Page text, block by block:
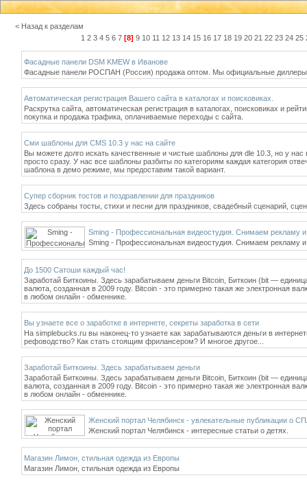
< Назад к разделам
1 2 3 4 5 6 7 [8] 9 10 11 12 13 14 15 16 17 18 19 20 21 22 23 24 25
Фасадные панели DSM KMEW в Иванове
Фасадные панели РОСПАН (Россия) продажа оптом. Мы официальные
Автоматическая регистрация Вашего сайта в каталогах и поисковиках.
Раскрутка сайта, автоматическая регистрация в каталогах, поисковиках и
покупка и продажа трафика, оплачиваемые переходы с сайта.
Сми шаблоны для CMS 10.3 у нас на сайте
Вы можете долго искать качественные и чистые шаблоны для dle 10.3, но у
просто сразу. У нас все шаблоны разбиты по категориям каждая категория
шаблона в демо режиме, мы предоставим такой вариант.
Супер сборник тостов и поздравлении для праздников
Здесь собраны тосты, стихи и песни для праздников, свадебный сценарий,
Sming - Профессиональная видеостудия. Снимаем рекламу
Sming - Профессиональная видеостудия. Снимаем рекламу и
До 1500 Сатоши каждый час!
Заработай Биткоины. Здесь зарабатываем деньги Bitcoin, Биткоин (bit —
валюта, созданная в 2009 году. Bitcoin - это примерно такая же электронная
в любом онлайн - обменнике.
Вы узнаете все о заработке в интернете, секреты заработка в сети
На simplebucks.ru вы наконец-то узнаете как зарабатываются деньги в
рефоводство? Как стать стоящим фрилансером? И многое другое...
Заработай Биткоины. Здесь зарабатываем деньги
Заработай Биткоины. Здесь зарабатываем деньги Bitcoin, Биткоин (bit —
валюта, созданная в 2009 году. Bitcoin - это примерно такая же электронная
в любом онлайн - обменнике.
Женский портал Челябинск - увлекательные публикации о
Женский портал Челябинск - интересные статьи о детях.
Магазин Лимон, стильная одежда из Европы
Магазин Лимон, стильная одежда из Европы